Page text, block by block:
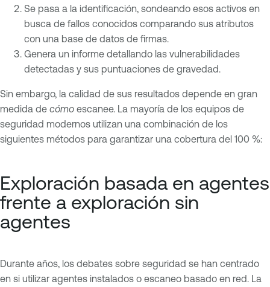
Se pasa a la identificación, sondeando esos activos en
busca de fallos conocidos comparando sus atributos
con una base de datos de firmas.
Genera un informe detallando las vulnerabilidades
detectadas y sus puntuaciones de gravedad.
Sin embargo, la calidad de sus resultados depende en gran
medida de cómo escanee. La mayoría de los equipos de
seguridad modernos utilizan una combinación de los
siguientes métodos para garantizar una cobertura del 100 %:
Exploración basada en agentes
frente a exploración sin
agentes
Durante años, los debates sobre seguridad se han centrado
en si utilizar agentes instalados o escaneo basado en red. La